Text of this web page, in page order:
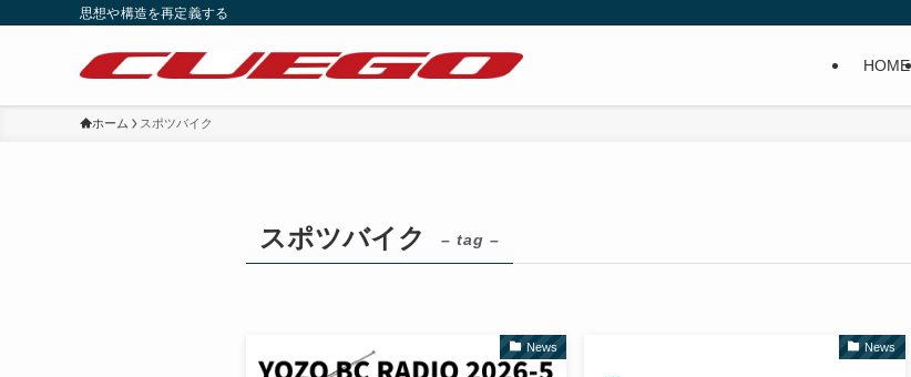
思想や構造を再定義する
HOME
ホーム スポツバイク
スポツバイク – tag –
News News